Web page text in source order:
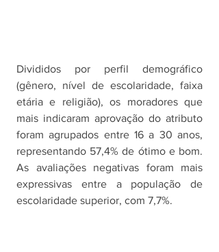
Divididos por perfil demográfico
(gênero, nível de escolaridade, faixa
etária e religião), os moradores que
mais indicaram aprovação do atributo
foram agrupados entre 16 a 30 anos,
representando 57,4% de ótimo e bom.
As avaliações negativas foram mais
expressivas entre a população de
escolaridade superior, com 7,7%.